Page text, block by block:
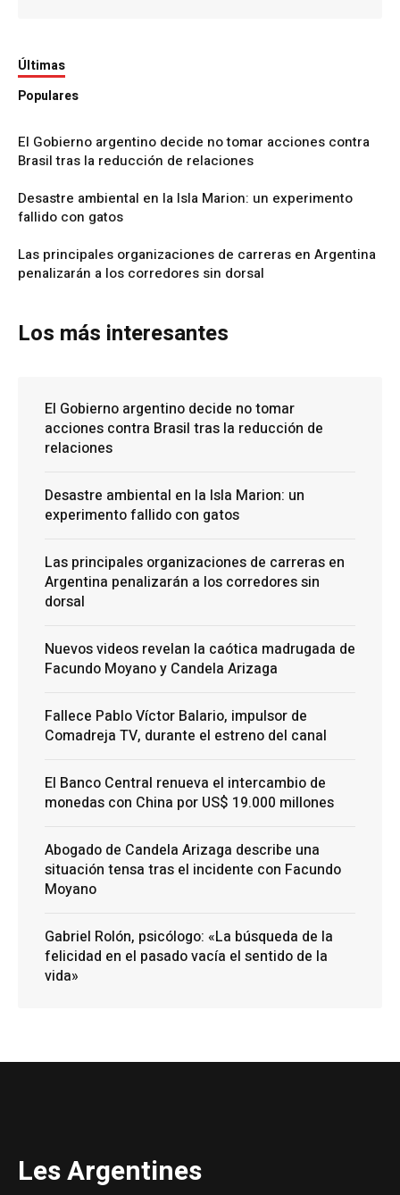
Últimas
Populares
El Gobierno argentino decide no tomar acciones contra
Brasil tras la reducción de relaciones
Desastre ambiental en la Isla Marion: un experimento
fallido con gatos
Las principales organizaciones de carreras en Argentina
penalizarán a los corredores sin dorsal
Los más interesantes
El Gobierno argentino decide no tomar
acciones contra Brasil tras la reducción de
relaciones
Desastre ambiental en la Isla Marion: un
experimento fallido con gatos
Las principales organizaciones de carreras en
Argentina penalizarán a los corredores sin
dorsal
Nuevos videos revelan la caótica madrugada de
Facundo Moyano y Candela Arizaga
Fallece Pablo Víctor Balario, impulsor de
Comadreja TV, durante el estreno del canal
El Banco Central renueva el intercambio de
monedas con China por US$ 19.000 millones
Abogado de Candela Arizaga describe una
situación tensa tras el incidente con Facundo
Moyano
Gabriel Rolón, psicólogo: «La búsqueda de la
felicidad en el pasado vacía el sentido de la
vida»
Les Argentines